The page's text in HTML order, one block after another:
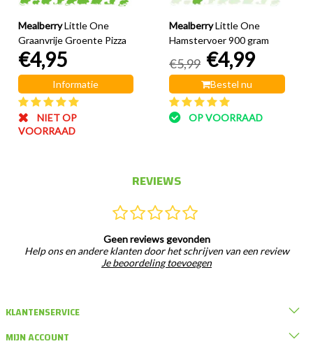
Mealberry Little One
Graanvrije Groente Pizza
€4,95
Informatie
NIET OP
VOORRAAD
MealberryLittle One
Hamstervoer 900 gram
€5,99 €4,99
Bestel nu
OP VOORRAAD
REVIEWS
Geen reviews gevonden
Help ons en andere klanten door het schrijven van een review
Je beoordeling toevoegen
KLANTENSERVICE
MIJN ACCOUNT